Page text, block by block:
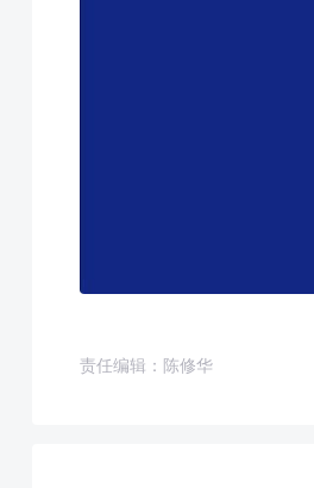
责任编辑：陈修华